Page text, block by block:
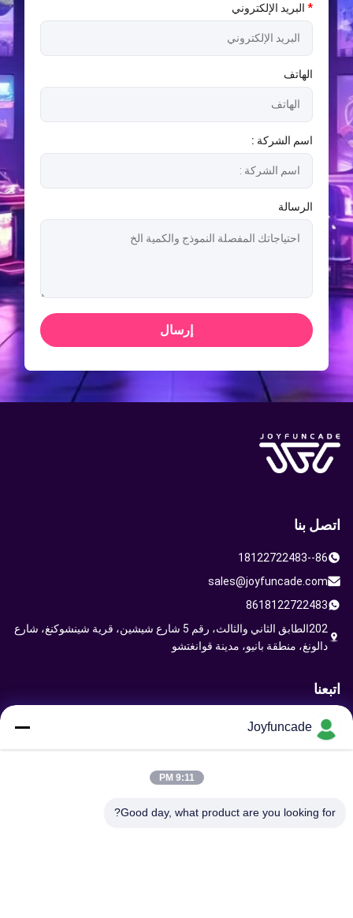
* البريد الإلكتروني
الهاتف
اسم الشركة :
الرسالة
إرسال
اتصل بنا
86--18122722483
sales@joyfuncade.com
8618122722483
202الطابق الثاني والثالث، رقم 5 شارع شيشين، قرية شينشوكنغ، شارع
دالونغ، منطقة بانيو، مدينة قوانغتشو
اتبعنا
Joyfuncade
9:11 PM
Good day, what product are you looking for?